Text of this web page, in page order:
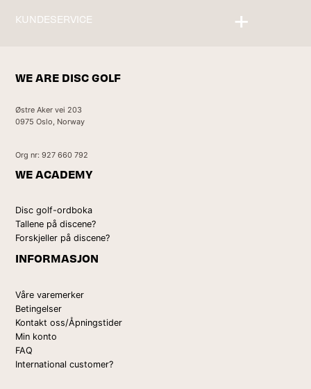
KUNDESERVICE
WE ARE DISC GOLF
Østre Aker vei 203
0975 Oslo, Norway
Org nr: 927 660 792
WE ACADEMY
Disc golf-ordboka
Tallene på discene?
Forskjeller på discene?
INFORMASJON
Våre varemerker
Betingelser
Kontakt oss/Åpningstider
Min konto
FAQ
International customer?